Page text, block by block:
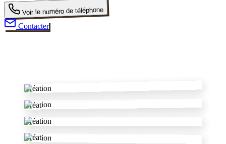
Voir le numéro de téléphone
Contacter
Création
Création
Création
Création